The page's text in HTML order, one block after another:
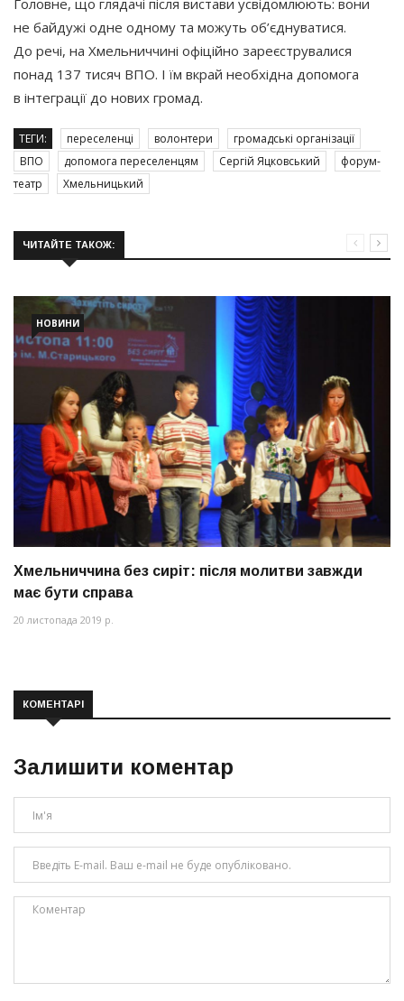
Головне, що глядачі після вистави усвідомлюють: вони
не байдужі одне одному та можуть об’єднуватися.
До речі, на Хмельниччині офіційно зареєструвалися
понад 137 тисяч ВПО. І їм вкрай необхідна допомога
в інтеграції до нових громад.
ТЕГИ: переселенці волонтери
громадські організації
ВПО
допомога переселенцям Сергій Яцковський
форум-
театр
Хмельницький
ЧИТАЙТЕ ТАКОЖ:
НОВИНИ
Хмельниччина без сиріт: після молитви завжди
має бути справа
20 листопада 2019 р.
КОМЕНТАРІ
Залишити коментар